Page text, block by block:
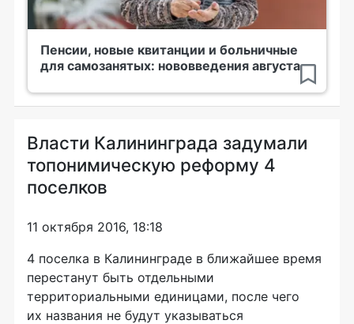
Пенсии, новые квитанции и больничные
для самозанятых: нововведения августа
Власти Калининграда задумали
топонимическую реформу 4
поселков
11 октября 2016, 18:18
4 поселка в Калининграде в ближайшее время
перестанут быть отдельными
территориальными единицами, после чего
их названия не будут указываться